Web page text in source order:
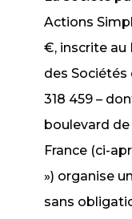
Actions
€, inscrite au
des Sociétés
318 459 –
boulevard de
France (ci-
») organise
sans